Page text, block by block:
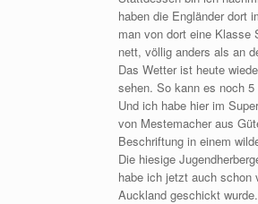
haben die Engländer dort
man von dort eine Klasse
nett, völlig anders als an
Das Wetter ist heute
sehen. So kann es noch 5
Und ich habe hier im
von Mestemacher aus
Beschriftung in einem
Die hiesige
habe ich jetzt auch schon
Auckland geschickt